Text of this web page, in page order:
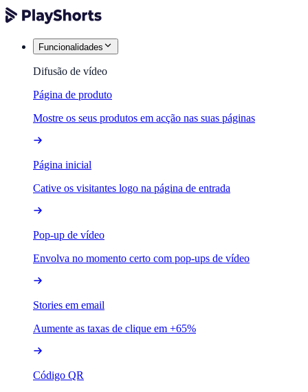
Funcionalidades
Difusão de vídeo
Página de produto
Mostre os seus produtos em acção nas suas páginas
Página inicial
Cative os visitantes logo na página de entrada
Pop-up de vídeo
Envolva no momento certo com pop-ups de vídeo
Stories em email
Aumente as taxas de clique em +65%
Código QR